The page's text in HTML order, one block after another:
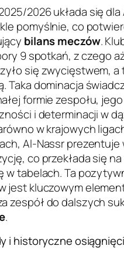
2026 układa się
pomyślnie, co
bilans meczów.
9 spotkań, z czego
się zwycięstwem, a
Taka dominacja
formie zespołu, jego
i determinacji w
w krajowych
Al-Nassr prezentuje
co przekłada się na
w tabelach. Ta
jest kluczowym
zespół do dalszych
.
i historyczne